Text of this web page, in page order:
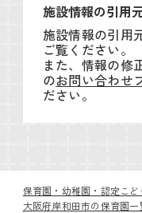
施設情報の引用
施設情報の引用
ご覧ください。
また、情報の修
のお問い合わせ
ださい。
保育園・幼稚園・認定こ
大阪府岸和田市の保育園一